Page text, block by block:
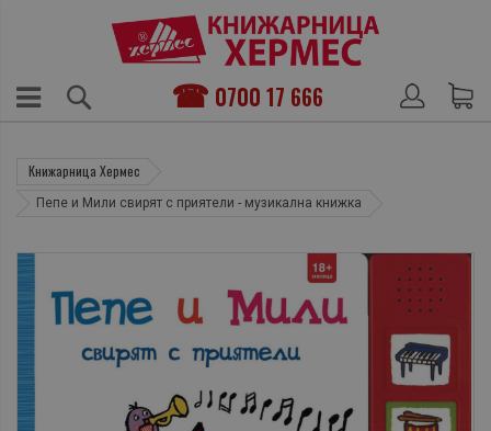
0700 17 666
Книжарница Хермес
Пепе и Мили свирят с приятели - музикална книжка